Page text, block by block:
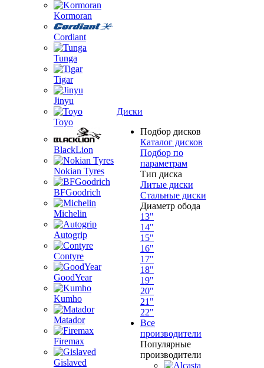
Kormoran
Cordiant
Tunga
Tigar
Jinyu
Toyo
BlackLion
Nokian Tyres
BFGoodrich
Michelin
Autogrip
Contyre
GoodYear
Kumho
Matador
Firemax
Gislaved
Диски
Подбор дисков
Каталог дисков
Подбор по
параметрам
Тип диска
Литые диски
Стальные диски
Диаметр обода
13"
14"
15"
16"
17"
18"
19"
20"
21"
22"
Все
производители
Популярные
производители